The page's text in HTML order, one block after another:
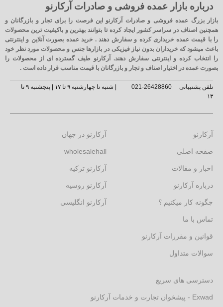
درباره بازار عمده فروشی و صادرات آرکارنو
بازار بزرگ عمده فروشی و صادرات آرکارنو این فرصت را برای تجار و بازرگانان و
همچنین اصناف در سراسر کشور ایجاد کرده تا بتوانند بهترین و باکیفیت ترین محصولات
را با قیمت عمده خریداری کرده و سفارش دهند . خرید عمده بصورت آنلاین و اینترنتی
باعث میشود که خریداران بدون نیاز فیزیکی در بازارها جنس و محصولات مورد نظر خود
را انتخاب کرده و اینترنتی سفارش دهند. آرکارنو طیف گسترده ای از محصولات را
بصورت عمده در اختیار اصناف و تجار و بازرگانان با قیمت مناسب قرار داده است .
تلفن پشتیبانی 26428860-021
| شنبه تا چهارشنبه ۹ تا ۱۷ | پنجشنبه ۹ تا
۱۳
آرکارنو
صفحه اصلی
اخبار و مقالات
درباره آرکارنو
چگونه کار میکنیم ؟
تماس با ما
قوانین و مقررات آرکارنو
سوالات متداول
آرکارنو در جهان
wholesalehall
آرکارنو ترکیه
آرکارنو روسیه
آرکارنو انگلیسی
دسترسی های سریع
Exwad - پیشخوان تجارت و خدمات آرکارنو